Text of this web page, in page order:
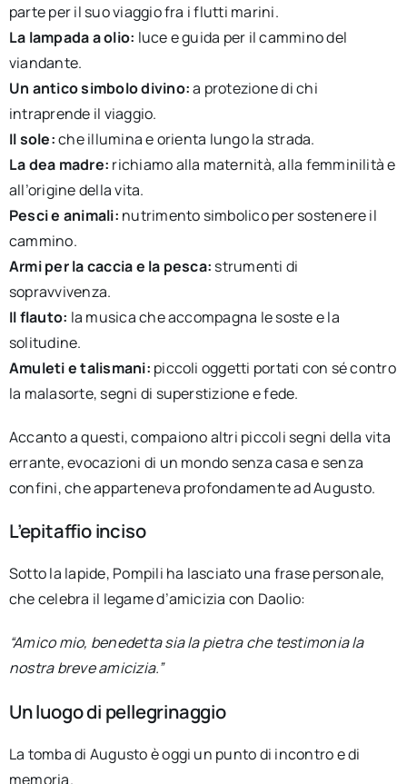
parte per il suo viaggio fra i flutti marini.
La lampada a olio: luce e guida per il cammino del
viandante.
Un antico simbolo divino:a protezione di chi
intraprende il viaggio.
Il sole:che illumina e orienta lungo la strada.
La dea madre: richiamo alla maternità, alla femminilità e
all’origine della vita.
Pesci e animali: nutrimento simbolico per sostenere il
cammino.
Armi per la caccia e la pesca: strumenti di
sopravvivenza.
Il flauto: la musica che accompagna le soste e la
solitudine.
Amuleti e talismani: piccoli oggetti portati con sé contro
la malasorte, segni di superstizione e fede.
Accanto a questi, compaiono altri piccoli segni della vita
errante, evocazioni di un mondo senza casa e senza
confini, che apparteneva profondamente ad Augusto.
L’epitaffio inciso
Sotto la lapide, Pompili ha lasciato una frase personale,
che celebra il legame d’amicizia con Daolio:
“Amico mio, benedetta sia la pietra che testimonia la
nostra breve amicizia.”
Un luogo di pellegrinaggio
La tomba di Augusto è oggi un punto di incontro e di
memoria.